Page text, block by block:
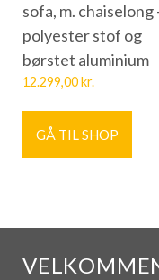
sofa, m. chaiselong
polyester stof og
børstet aluminium
12.299,00kr.
GÅ TIL SHOP